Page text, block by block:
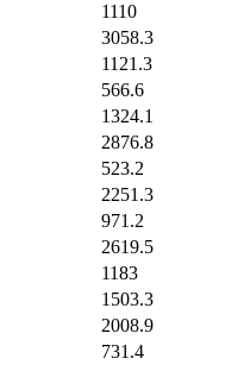
1110
3058.3
1121.3
566.6
1324.1
2876.8
523.2
2251.3
971.2
2619.5
1183
1503.3
2008.9
731.4